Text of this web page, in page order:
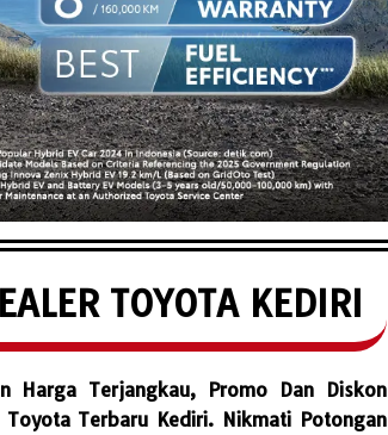
TOYOTA KEDIRI
Harga Terjangkau, Promo Dan Diskon
Terbaru Kediri. Nikmati Potongan